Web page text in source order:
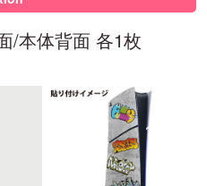
/本体背面 各1枚